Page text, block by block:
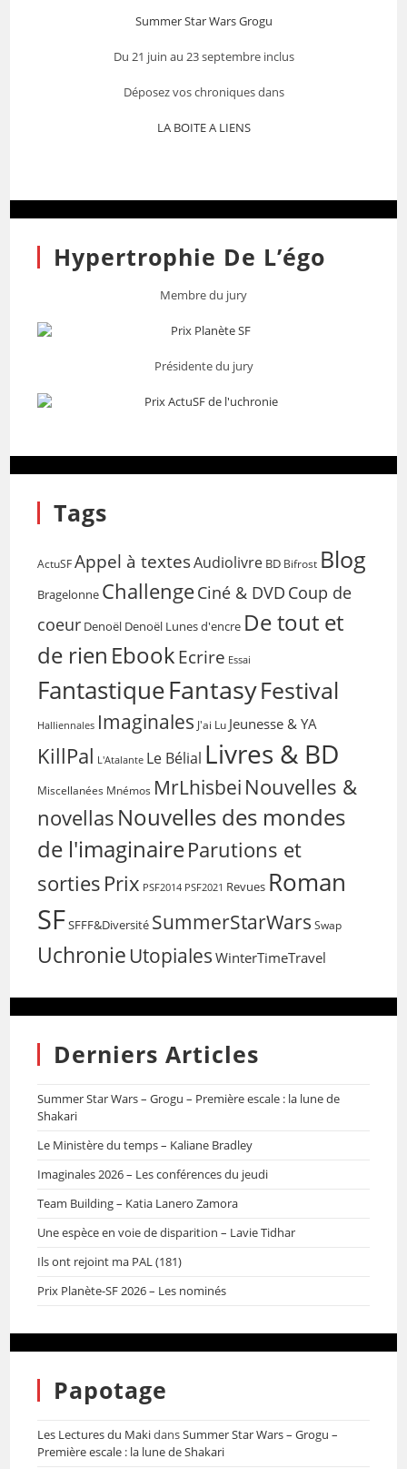
Summer Star Wars Grogu
Du 21 juin au 23 septembre inclus
Déposez vos chroniques dans
LA BOITE A LIENS
Hypertrophie De L’égo
Membre du jury
Présidente du jury
Tags
ActuSF Appel à textesAudiolivre BD Bifrost Blog
Bragelonne ChallengeCiné & DVD Coup de
coeur Denoël Denoël Lunes d'encre De tout et
de rien EbookEcrire Essai
FantastiqueFantasyFestival
Halliennales Imaginales J'ai Lu Jeunesse & YA
KillPal L'Atalante Le Bélial Livres & BD
Miscellanées Mnémos MrLhisbei Nouvelles &
novellas Nouvelles des mondes
de l'imaginaireParutions et
sorties Prix PSF2014 PSF2021 Revues Roman
SFSFFF&Diversité SummerStarWars Swap
Uchronie Utopiales WinterTimeTravel
Derniers Articles
Summer Star Wars – Grogu – Première escale : la lune de
Shakari
Le Ministère du temps – Kaliane Bradley
Imaginales 2026 – Les conférences du jeudi
Team Building – Katia Lanero Zamora
Une espèce en voie de disparition – Lavie Tidhar
Ils ont rejoint ma PAL (181)
Prix Planète-SF 2026 – Les nominés
Papotage
Les Lectures du MakidansSummer Star Wars – Grogu –
Première escale : la lune de Shakari